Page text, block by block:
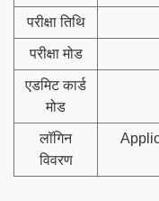
परीक्षा तिथि
परीक्षा मोड
एडमिट कार्ड
मोड
लॉगिन
विवरण